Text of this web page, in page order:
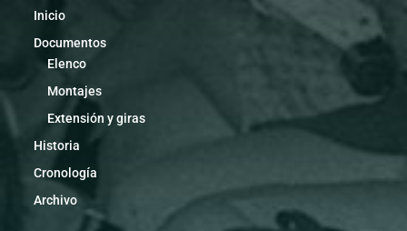
Inicio
Documentos
Elenco
Montajes
Extensión y giras
Historia
Cronología
Archivo